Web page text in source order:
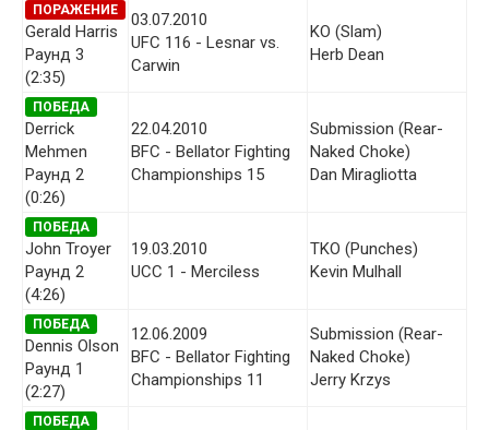
ПОРАЖЕНИЕ
Gerald Harris
Раунд 3
(2:35)
03.07.2010
UFC 116 - Lesnar vs.
Carwin
KO (Slam)
Herb Dean
ПОБЕДА
Derrick
Mehmen
Раунд 2
(0:26)
22.04.2010
BFC - Bellator Fighting
Championships 15
Submission (Rear-
Naked Choke)
Dan Miragliotta
ПОБЕДА
John Troyer
Раунд 2
(4:26)
19.03.2010
UCC 1 - Merciless
TKO (Punches)
Kevin Mulhall
ПОБЕДА
Dennis Olson
Раунд 1
(2:27)
12.06.2009
BFC - Bellator Fighting
Championships 11
Submission (Rear-
Naked Choke)
Jerry Krzys
ПОБЕДА